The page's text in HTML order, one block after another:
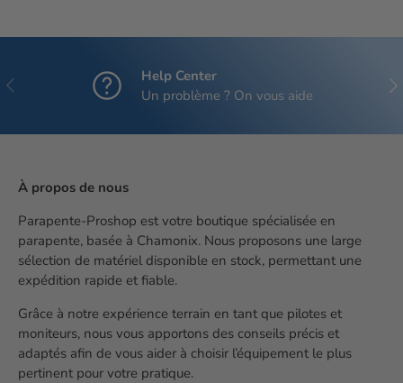
Précédent
Help Center
Un problème ? On vous aide
À propos de nous
Parapente-Proshop est votre boutique spécialisée en
parapente, basée à Chamonix. Nous proposons une large
sélection de matériel disponible en stock, permettant une
expédition rapide et fiable.
Grâce à notre expérience terrain en tant que pilotes et
moniteurs, nous vous apportons des conseils précis et
adaptés afin de vous aider à choisir l’équipement le plus
pertinent pour votre pratique.